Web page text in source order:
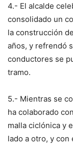
4.- El alcalde
consolidado un
la construcción
años, y refrendó
conductores se
tramo.
5.- Mientras se
ha colaborado
malla ciclónica y
lado a otro, y